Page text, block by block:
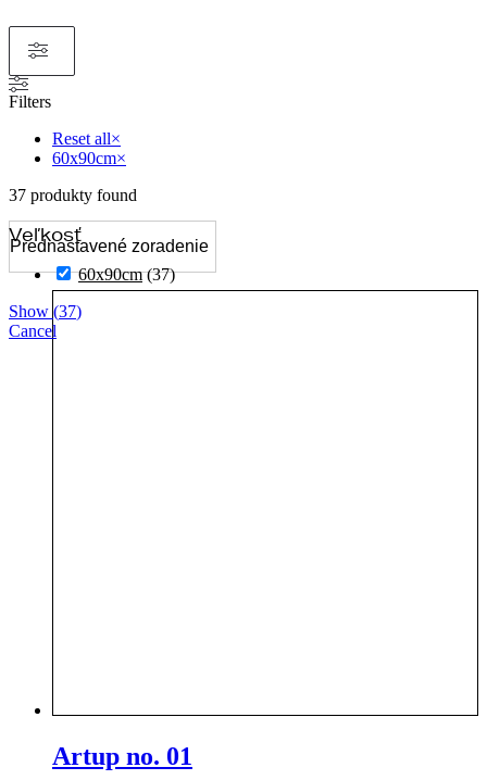
Filters
Reset all×
60x90cm×
37 produkty found
Veľkosť
60x90cm (37)
Show (37)
Cancel
Artup no. 01